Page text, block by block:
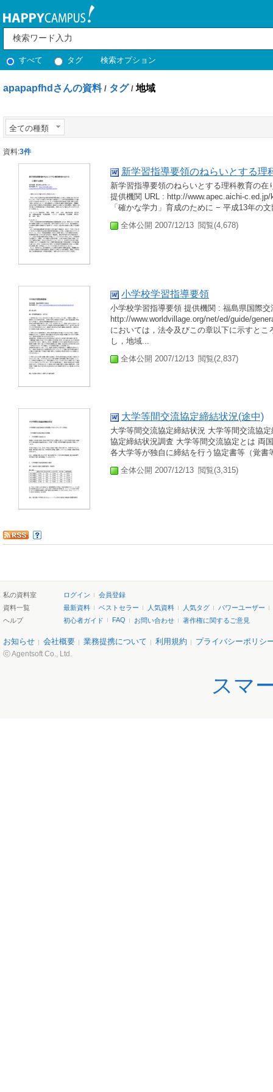
すべて タグ 検索オプション
apapapfhdさんの資料 / タグ / 地域
全ての種類
資料:3件
新学習指導要領のねらいとする理
新学習指導要領のねらいとする理科教育の
提供機関 URL : http://www.apec.aichi-
「確かな学力」育成のために − 平成13年の
全体公開 2007/12/13 閲覧(4,678)
小学校学習指導要領
小学校学習指導要領 提供機関 : 福島県国際
http://www.worldvillage.org/net/ed/guide/
においては，法令及びこの章以下に示すと
し，地域...
全体公開 2007/12/13 閲覧(2,837)
大学等間交流協定締結状況(途中)
大学等間交流協定締結状況 大学等間交流協
協定締結状況調査 大学等間交流協定とは 両
各大学等が独自に締結を行う協定書等（覚
全体公開 2007/12/13 閲覧(3,315)
私の資料室 ログイン
会員登録
資料一覧
最新資料 ベストセラー 人気資料 人気タグ
パワーユーザー
ヘルプ
初心者ガイド FAQ お問い合わせ 著作権に関するご意見
お知らせ 会社概要 業務提携について 利用規約 プライバシーポリシ
ⓒ Agentsoft Co., Ltd.
スマ